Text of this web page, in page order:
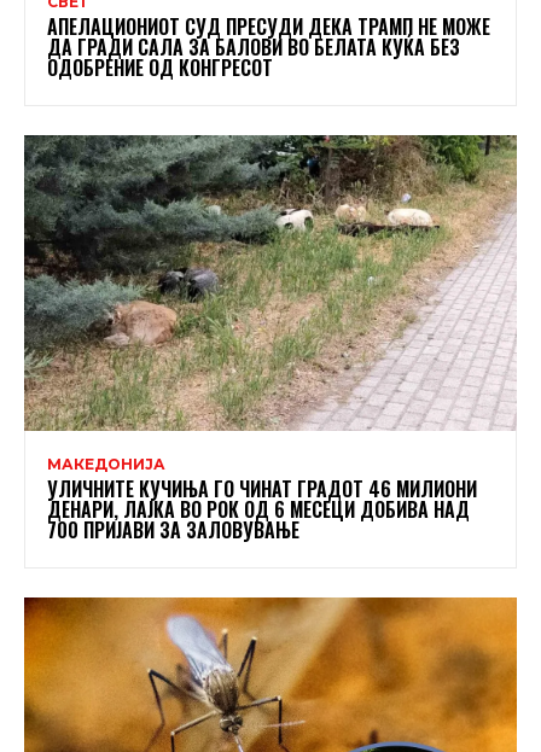
АПЕЛАЦИОНИОТ СУД ПРЕСУДИ ДЕКА ТРАМП НЕ МОЖЕ
ДА ГРАДИ САЛА ЗА БАЛОВИ ВО БЕЛАТА КУЌА БЕЗ
ОДОБРЕНИЕ ОД КОНГРЕСОТ
МАКЕДОНИЈА
УЛИЧНИТЕ КУЧИЊА ГО ЧИНАТ ГРАДОТ 46 МИЛИОНИ
ДЕНАРИ, ЛАЈКА ВО РОК ОД 6 МЕСЕЦИ ДОБИВА НАД
700 ПРИЈАВИ ЗА ЗАЛОВУВАЊЕ